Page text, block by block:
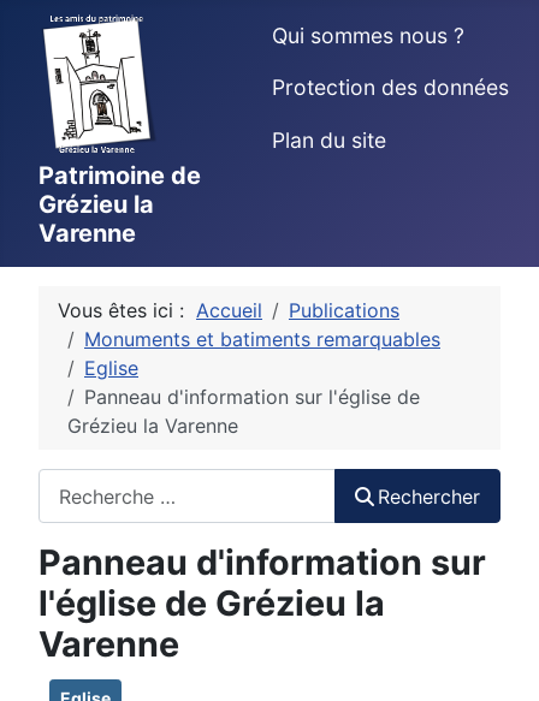
Patrimoine de
Grézieu la
Varenne
Qui sommes nous ?
Protection des données
Plan du site
Vous êtes ici : Accueil
Publications
Monuments et batiments remarquables
Eglise
Panneau d'information sur l'église de
Grézieu la Varenne
Rechercher
Panneau d'information sur
l'église de Grézieu la
Varenne